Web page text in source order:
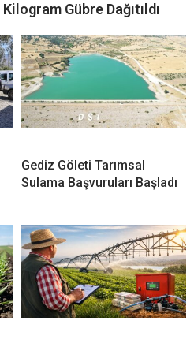
Gübre Dağıtıldı
Gediz Göleti Tarımsal
Sulama Başvuruları Başladı